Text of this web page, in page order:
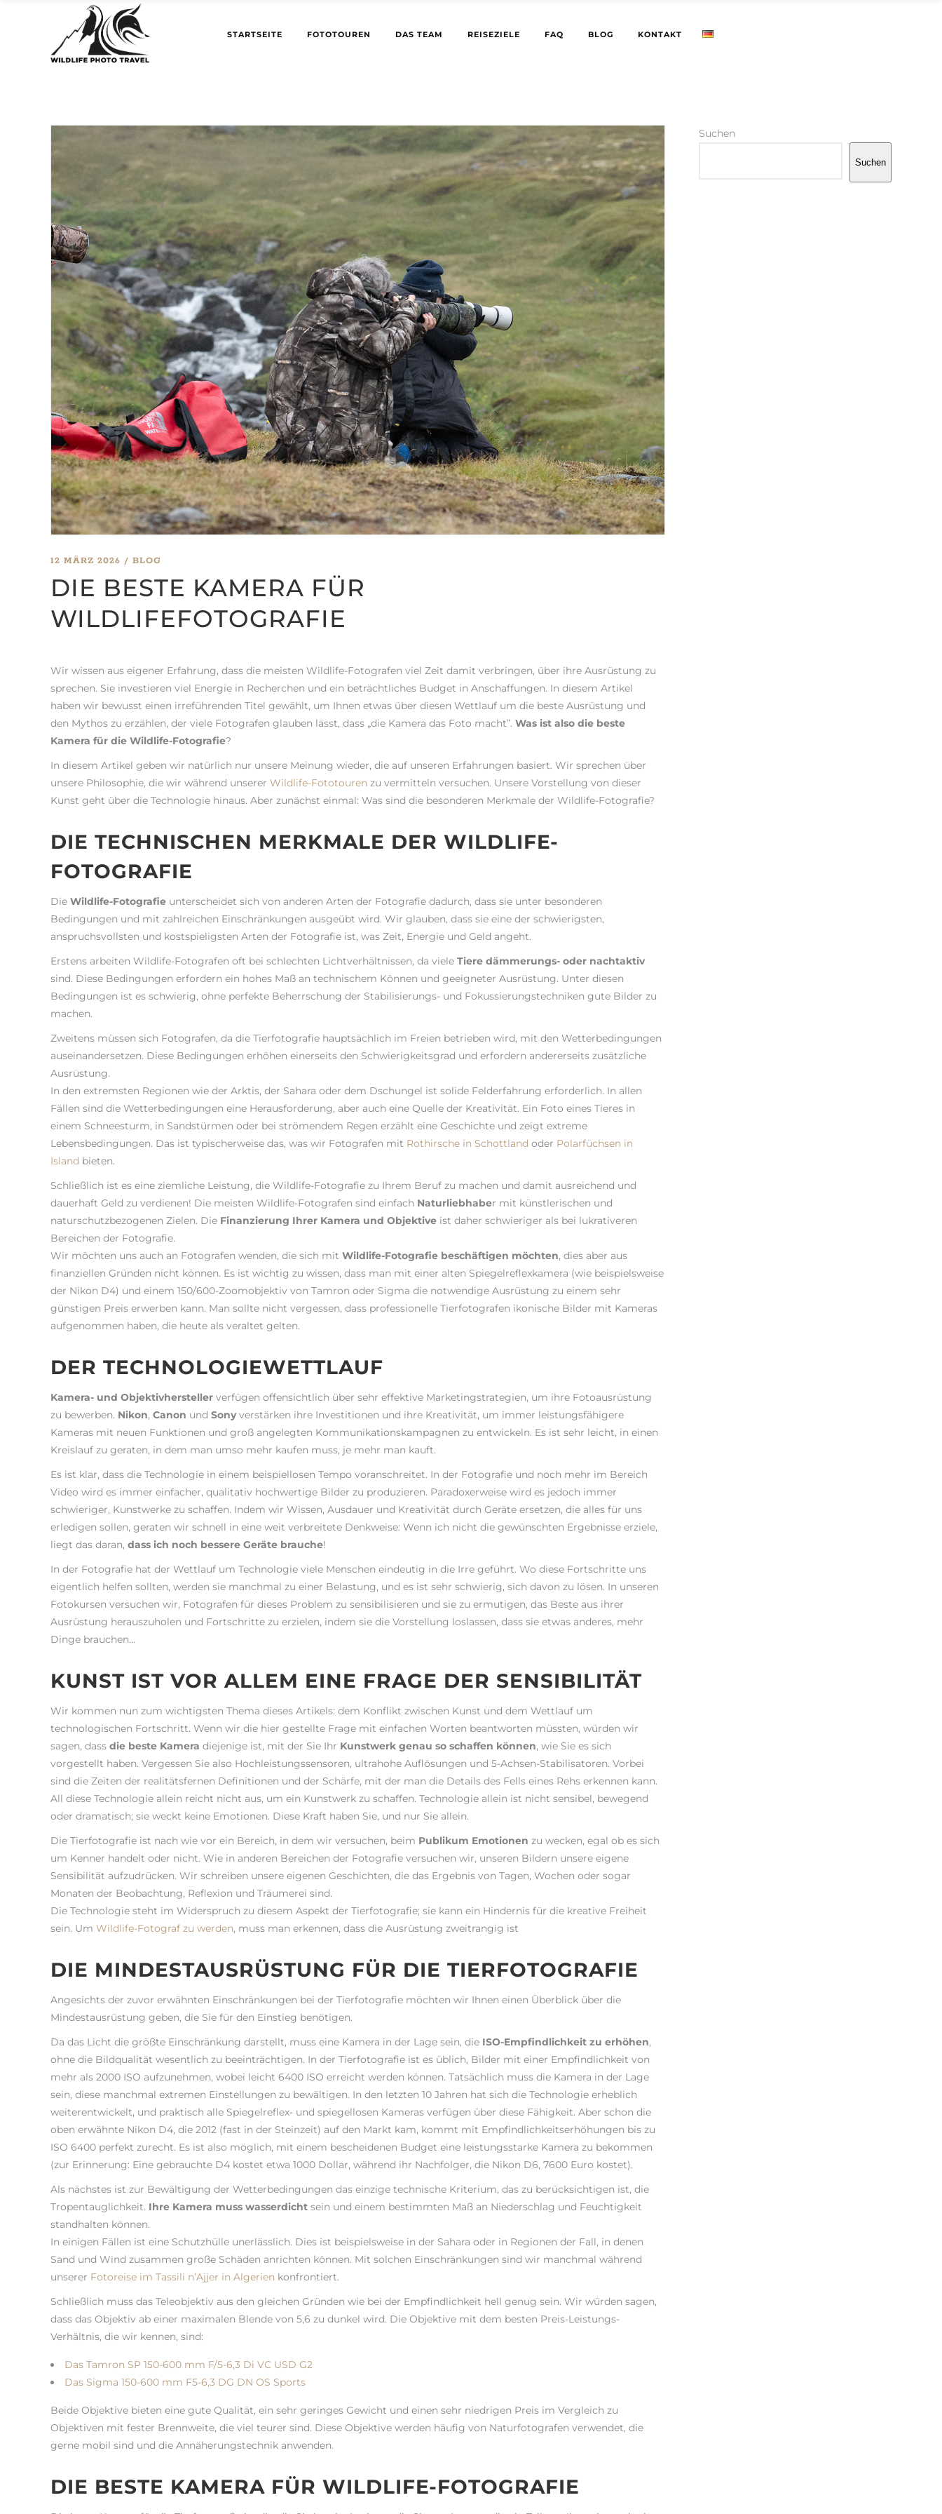
STARTSEITE FOTOTOUREN DAS TEAM REISEZIELE FAQ BLOG KONTAKT
12 MÄRZ 2026 BLOG
DIE BESTE KAMERA FÜR
WILDLIFEFOTOGRAFIE
Wir wissen aus eigener Erfahrung, dass die meisten Wildlife-Fotografen viel Zeit damit verbringen, über ihre Ausrüstung zu
sprechen. Sie investieren viel Energie in Recherchen und ein beträchtliches Budget in Anschaffungen. In diesem Artikel
haben wir bewusst einen irreführenden Titel gewählt, um Ihnen etwas über diesen Wettlauf um die beste Ausrüstung und
den Mythos zu erzählen, der viele Fotografen glauben lässt, dass „die Kamera das Foto macht”. Was ist also die beste
Kamera für die Wildlife-Fotografie?
In diesem Artikel geben wir natürlich nur unsere Meinung wieder, die auf unseren Erfahrungen basiert. Wir sprechen über
unsere Philosophie, die wir während unserer Wildlife-Fototouren zu vermitteln versuchen. Unsere Vorstellung von dieser
Kunst geht über die Technologie hinaus. Aber zunächst einmal: Was sind die besonderen Merkmale der Wildlife-Fotografie?
DIE TECHNISCHEN MERKMALE DER WILDLIFE-
FOTOGRAFIE
Die Wildlife-Fotografie unterscheidet sich von anderen Arten der Fotografie dadurch, dass sie unter besonderen
Bedingungen und mit zahlreichen Einschränkungen ausgeübt wird. Wir glauben, dass sie eine der schwierigsten,
anspruchsvollsten und kostspieligsten Arten der Fotografie ist, was Zeit, Energie und Geld angeht.
Erstens arbeiten Wildlife-Fotografen oft bei schlechten Lichtverhältnissen, da viele Tiere dämmerungs- oder nachtaktiv
sind. Diese Bedingungen erfordern ein hohes Maß an technischem Können und geeigneter Ausrüstung. Unter diesen
Bedingungen ist es schwierig, ohne perfekte Beherrschung der Stabilisierungs- und Fokussierungstechniken gute Bilder zu
machen.
Zweitens müssen sich Fotografen, da die Tierfotografie hauptsächlich im Freien betrieben wird, mit den Wetterbedingungen
auseinandersetzen. Diese Bedingungen erhöhen einerseits den Schwierigkeitsgrad und erfordern andererseits zusätzliche
Ausrüstung.
In den extremsten Regionen wie der Arktis, der Sahara oder dem Dschungel ist solide Felderfahrung erforderlich. In allen
Fällen sind die Wetterbedingungen eine Herausforderung, aber auch eine Quelle der Kreativität. Ein Foto eines Tieres in
einem Schneesturm, in Sandstürmen oder bei strömendem Regen erzählt eine Geschichte und zeigt extreme
Lebensbedingungen. Das ist typischerweise das, was wir Fotografen mit Rothirsche in Schottland oder Polarfüchsen in
Island bieten.
Schließlich ist es eine ziemliche Leistung, die Wildlife-Fotografie zu Ihrem Beruf zu machen und damit ausreichend und
dauerhaft Geld zu verdienen! Die meisten Wildlife-Fotografen sind einfach Naturliebhaber mit künstlerischen und
naturschutzbezogenen Zielen. Die Finanzierung Ihrer Kamera und Objektive ist daher schwieriger als bei lukrativeren
Bereichen der Fotografie.
Wir möchten uns auch an Fotografen wenden, die sich mit Wildlife-Fotografie beschäftigen möchten, dies aber aus
finanziellen Gründen nicht können. Es ist wichtig zu wissen, dass man mit einer alten Spiegelreflexkamera (wie beispielsweise
der Nikon D4) und einem 150/600-Zoomobjektiv von Tamron oder Sigma die notwendige Ausrüstung zu einem sehr
günstigen Preis erwerben kann. Man sollte nicht vergessen, dass professionelle Tierfotografen ikonische Bilder mit Kameras
aufgenommen haben, die heute als veraltet gelten.
DER TECHNOLOGIEWETTLAUF
Kamera- und Objektivhersteller verfügen offensichtlich über sehr effektive Marketingstrategien, um ihre Fotoausrüstung
zu bewerben. Nikon, Canon und Sonyverstärken ihre Investitionen und ihre Kreativität, um immer leistungsfähigere
Kameras mit neuen Funktionen und groß angelegten Kommunikationskampagnen zu entwickeln. Es ist sehr leicht, in einen
Kreislauf zu geraten, in dem man umso mehr kaufen muss, je mehr man kauft.
Es ist klar, dass die Technologie in einem beispiellosen Tempo voranschreitet. In der Fotografie und noch mehr im Bereich
Video wird es immer einfacher, qualitativ hochwertige Bilder zu produzieren. Paradoxerweise wird es jedoch immer
schwieriger, Kunstwerke zu schaffen. Indem wir Wissen, Ausdauer und Kreativität durch Geräte ersetzen, die alles für uns
erledigen sollen, geraten wir schnell in eine weit verbreitete Denkweise: Wenn ich nicht die gewünschten Ergebnisse erziele,
liegt das daran, dass ich noch bessere Geräte brauche!
In der Fotografie hat der Wettlauf um Technologie viele Menschen eindeutig in die Irre geführt. Wo diese Fortschritte uns
eigentlich helfen sollten, werden sie manchmal zu einer Belastung, und es ist sehr schwierig, sich davon zu lösen. In unseren
Fotokursen versuchen wir, Fotografen für dieses Problem zu sensibilisieren und sie zu ermutigen, das Beste aus ihrer
Ausrüstung herauszuholen und Fortschritte zu erzielen, indem sie die Vorstellung loslassen, dass sie etwas anderes, mehr
Dinge brauchen…
KUNST IST VOR ALLEM EINE FRAGE DER SENSIBILITÄT
Wir kommen nun zum wichtigsten Thema dieses Artikels: dem Konflikt zwischen Kunst und dem Wettlauf um
technologischen Fortschritt. Wenn wir die hier gestellte Frage mit einfachen Worten beantworten müssten, würden wir
sagen, dass die beste Kamera diejenige ist, mit der Sie Ihr Kunstwerk genau so schaffen können, wie Sie es sich
vorgestellt haben. Vergessen Sie also Hochleistungssensoren, ultrahohe Auflösungen und 5-Achsen-Stabilisatoren. Vorbei
sind die Zeiten der realitätsfernen Definitionen und der Schärfe, mit der man die Details des Fells eines Rehs erkennen kann.
All diese Technologie allein reicht nicht aus, um ein Kunstwerk zu schaffen. Technologie allein ist nicht sensibel, bewegend
oder dramatisch; sie weckt keine Emotionen. Diese Kraft haben Sie, und nur Sie allein.
Die Tierfotografie ist nach wie vor ein Bereich, in dem wir versuchen, beim Publikum Emotionen zu wecken, egal ob es sich
um Kenner handelt oder nicht. Wie in anderen Bereichen der Fotografie versuchen wir, unseren Bildern unsere eigene
Sensibilität aufzudrücken. Wir schreiben unsere eigenen Geschichten, die das Ergebnis von Tagen, Wochen oder sogar
Monaten der Beobachtung, Reflexion und Träumerei sind.
Die Technologie steht im Widerspruch zu diesem Aspekt der Tierfotografie; sie kann ein Hindernis für die kreative Freiheit
sein. Um Wildlife-Fotograf zu werden, muss man erkennen, dass die Ausrüstung zweitrangig ist
DIE MINDESTAUSRÜSTUNG FÜR DIE TIERFOTOGRAFIE
Angesichts der zuvor erwähnten Einschränkungen bei der Tierfotografie möchten wir Ihnen einen Überblick über die
Mindestausrüstung geben, die Sie für den Einstieg benötigen.
Da das Licht die größte Einschränkung darstellt, muss eine Kamera in der Lage sein, die ISO-Empfindlichkeit zu erhöhen,
ohne die Bildqualität wesentlich zu beeinträchtigen. In der Tierfotografie ist es üblich, Bilder mit einer Empfindlichkeit von
mehr als 2000 ISO aufzunehmen, wobei leicht 6400 ISO erreicht werden können. Tatsächlich muss die Kamera in der Lage
sein, diese manchmal extremen Einstellungen zu bewältigen. In den letzten 10 Jahren hat sich die Technologie erheblich
weiterentwickelt, und praktisch alle Spiegelreflex- und spiegellosen Kameras verfügen über diese Fähigkeit. Aber schon die
oben erwähnte Nikon D4, die 2012 (fast in der Steinzeit) auf den Markt kam, kommt mit Empfindlichkeitserhöhungen bis zu
ISO 6400 perfekt zurecht. Es ist also möglich, mit einem bescheidenen Budget eine leistungsstarke Kamera zu bekommen
(zur Erinnerung: Eine gebrauchte D4 kostet etwa 1000 Dollar, während ihr Nachfolger, die Nikon D6, 7600 Euro kostet).
Als nächstes ist zur Bewältigung der Wetterbedingungen das einzige technische Kriterium, das zu berücksichtigen ist, die
Tropentauglichkeit. Ihre Kamera muss wasserdicht sein und einem bestimmten Maß an Niederschlag und Feuchtigkeit
standhalten können.
In einigen Fällen ist eine Schutzhülle unerlässlich. Dies ist beispielsweise in der Sahara oder in Regionen der Fall, in denen
Sand und Wind zusammen große Schäden anrichten können. Mit solchen Einschränkungen sind wir manchmal während
unserer Fotoreise im Tassili n’Ajjer in Algerien konfrontiert.
Schließlich muss das Teleobjektiv aus den gleichen Gründen wie bei der Empfindlichkeit hell genug sein. Wir würden sagen,
dass das Objektiv ab einer maximalen Blende von 5,6 zu dunkel wird. Die Objektive mit dem besten Preis-Leistungs-
Verhältnis, die wir kennen, sind:
Das Tamron SP 150-600 mm F/5-6,3 Di VC USD G2
Das Sigma 150-600 mm F5-6,3 DG DN OS Sports
Beide Objektive bieten eine gute Qualität, ein sehr geringes Gewicht und einen sehr niedrigen Preis im Vergleich zu
Objektiven mit fester Brennweite, die viel teurer sind. Diese Objektive werden häufig von Naturfotografen verwendet, die
gerne mobil sind und die Annäherungstechnik anwenden.
DIE BESTE KAMERA FÜR WILDLIFE-FOTOGRAFIE
Suchen
Suchen